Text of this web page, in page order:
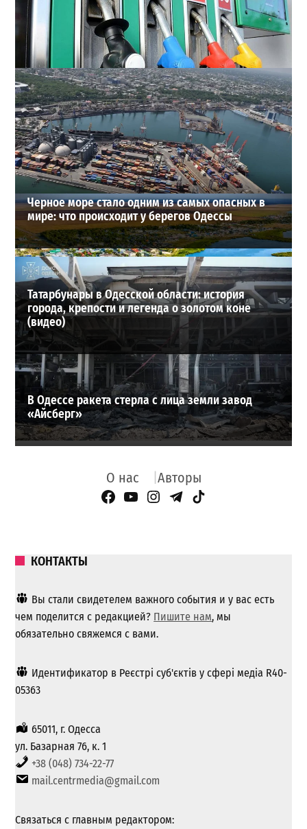
Неприятный сюрприз для водителей Одессы: на АЗС
снова взлетели цены
2
28-07-2026 в 06:47
ВИБОР РЕДАКЦИИ
Черное море стало одним из самых опасных в
мире: что происходит у берегов Одессы
Татарбунары в Одесской области: история
города, крепости и легенда о золотом коне
(видео)
В Одессе ракета стерла с лица земли завод
«Айсберг»
О нас Авторы
Facebook Page
YouTube
Instagram
Telegram
TikTok
КОНТАКТЫ
Вы стали свидетелем важного события и у вас есть
чем поделится с редакцией? Пишите нам, мы
обязательно свяжемся с вами.
Идентификатор в Реєстрі суб'єктів у сфері медіа R40-
05363
65011, г. Одесса
ул. Базарная 76, к. 1
+38 (048) 734-22-77
mail.centrmedia@gmail.com
Связаться с главным редактором: